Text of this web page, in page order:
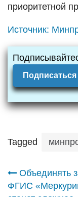
приоритетной
Источник:
Подписаться
Tagged
Объединять
ФГИС